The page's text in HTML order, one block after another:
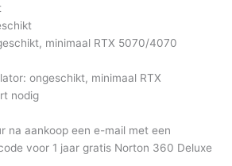
minimaal RTX 5070/4070
ongeschikt, minimaal RTX
nodig
na aankoop een e-mail met een
voor 1 jaar gratis Norton 360 Deluxe